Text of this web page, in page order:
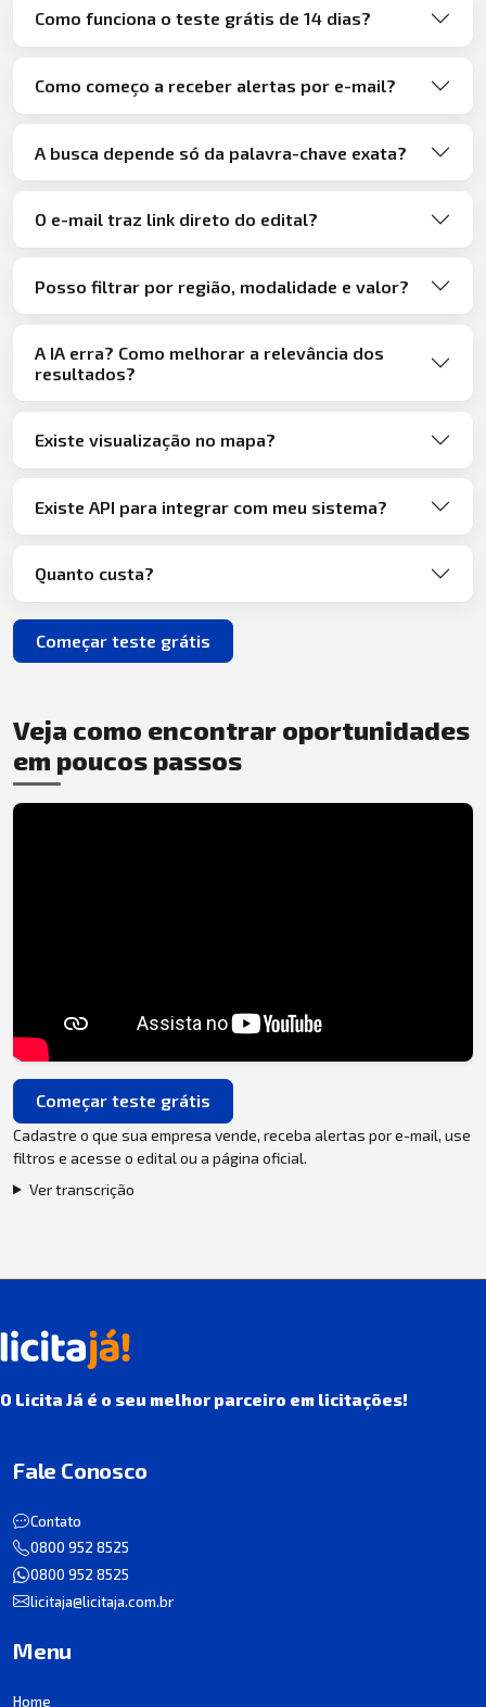
Como funciona o teste grátis de 14 dias?
Como começo a receber alertas por e-mail?
A busca depende só da palavra-chave exata?
O e-mail traz link direto do edital?
Posso filtrar por região, modalidade e valor?
A IA erra? Como melhorar a relevância dos
resultados?
Existe visualização no mapa?
Existe API para integrar com meu sistema?
Quanto custa?
Começar teste grátis
Veja como encontrar oportunidades
em poucos passos
Começar teste grátis
Cadastre o que sua empresa vende, receba alertas por e-mail, use
filtros e acesse o edital ou a página oficial.
Ver transcrição
O Licita Já é o seu melhor parceiro em licitações!
Fale Conosco
Contato
0800 952 8525
0800 952 8525
licitaja@licitaja.com.br
Menu
Home